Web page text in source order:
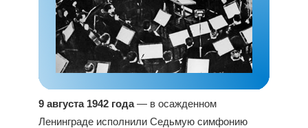
9 августа 1942 года— в осажденном
Ленинграде исполнили Седьмую симфонию